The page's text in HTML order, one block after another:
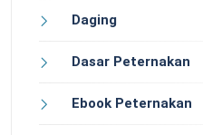
Daging
Dasar Peternakan
Ebook Peternakan